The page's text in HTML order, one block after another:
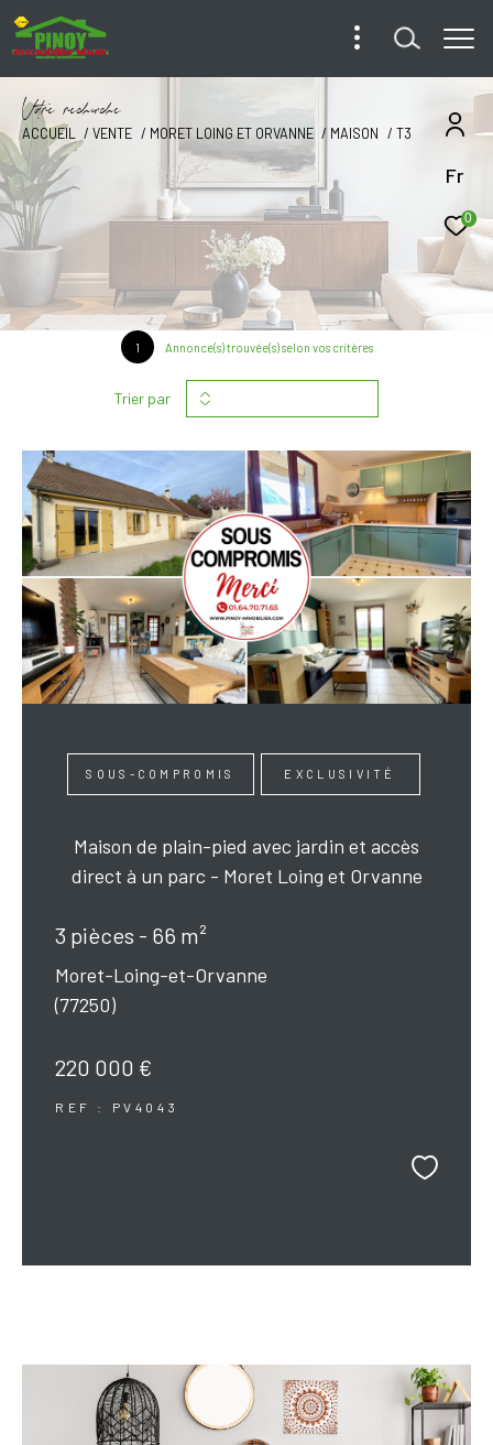
Fr
0
Vore recece
ACCUEIL VENTE MORET LOING ET ORVANNE MAISON T3
1 Annonce(s) trouvée(s) selon vos critères
Trier par
SOUS-COMPROMIS EXCLUSIVITÉ
Maison de plain-pied avec jardin et accès
direct à un parc - Moret Loing et Orvanne
3 pièces - 66 m²
Moret-Loing-et-Orvanne
(77250)
220 000 €
REF : PV4043